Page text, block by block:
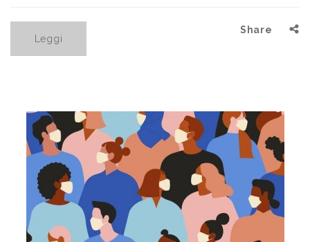
Leggi
Share